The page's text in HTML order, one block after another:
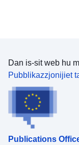
Dan is-sit web hu
Pubblikazzjonijiet
Publications